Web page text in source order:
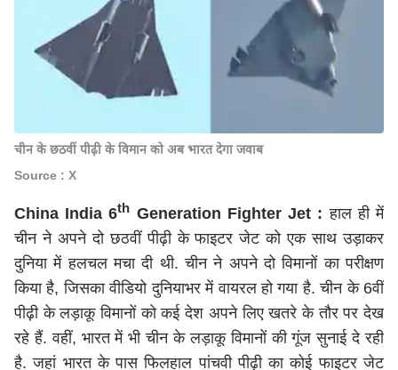
चीन के छठवीं पीढ़ी के विमान को अब भारत देगा जवाब
Source : X
China India 6th Generation Fighter Jet : हाल ही में
चीन ने अपने दो छठवीं पीढ़ी के फाइटर जेट को एक साथ उड़ाकर
दुनिया में हलचल मचा दी थी. चीन ने अपने दो विमानों का परीक्षण
किया है, जिसका वीडियो दुनियाभर में वायरल हो गया है. चीन के 6वीं
पीढ़ी के लड़ाकू विमानों को कई देश अपने लिए खतरे के तौर पर देख
रहे हैं. वहीं, भारत में भी चीन के लड़ाकू विमानों की गूंज सुनाई दे रही
है. जहां भारत के पास फिलहाल पांचवी पीढ़ी का कोई फाइटर जेट